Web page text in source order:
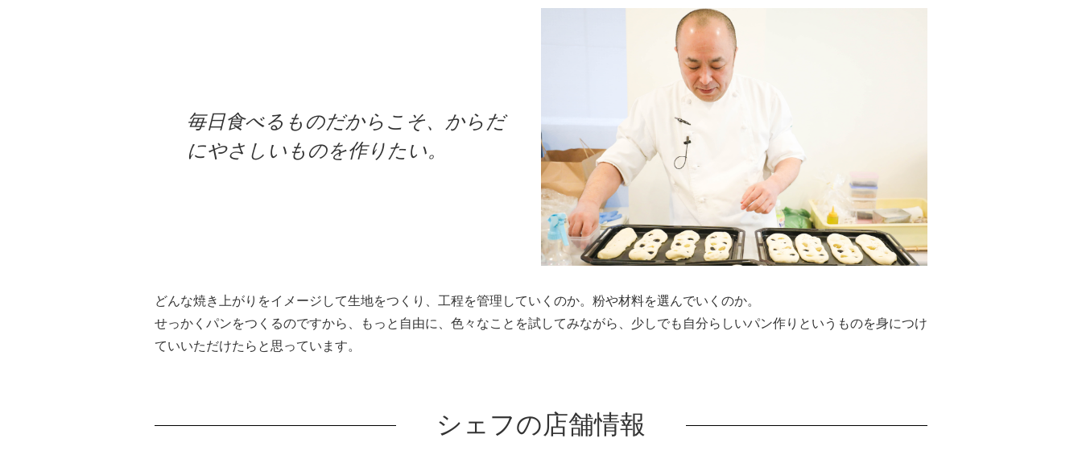
毎日食べるものだからこそ、からだ
にやさしいものを作りたい。
どんな焼き上がりをイメージして生地をつくり、工程を管理していくのか。粉や材料を選んでいくのか。
せっかくパンをつくるのですから、もっと自由に、色々なことを試してみながら、少しでも自分らしいパン作りというものを身につけ
ていいただけたらと思っています。
シェフの店舗情報